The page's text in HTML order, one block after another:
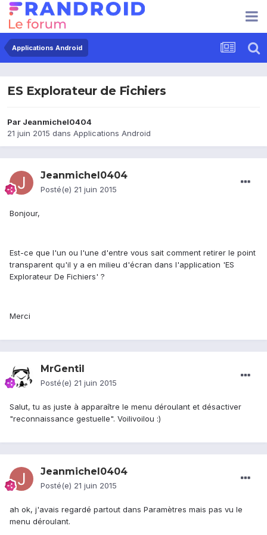
Applications Android
ES Explorateur de Fichiers
Par Jeanmichel0404
21 juin 2015 dans Applications Android
Jeanmichel0404
Posté(e) 21 juin 2015
Bonjour,
Est-ce que l'un ou l'une d'entre vous sait comment retirer le point
transparent qu'il y a en milieu d'écran dans l'application 'ES
Explorateur De Fichiers' ?
Merci
MrGentil
Posté(e) 21 juin 2015
Salut, tu as juste à apparaître le menu déroulant et désactiver
"reconnaissance gestuelle". Voilivoilou :)
Jeanmichel0404
Posté(e) 21 juin 2015
ah ok, j'avais regardé partout dans Paramètres mais pas vu le
menu déroulant.